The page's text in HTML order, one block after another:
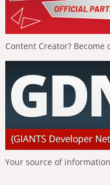
Content Creator?
Your source of